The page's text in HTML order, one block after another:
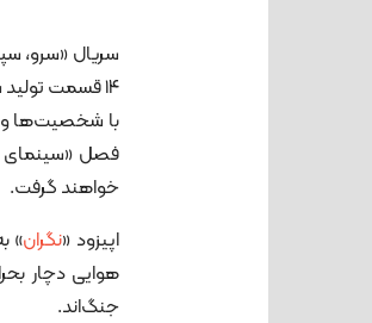
با شخصیت‌ها و
فصل «سینمای
خواهند گرفت.
اپیزود «نگران»
هوایی دچار
جنگ‌اند.